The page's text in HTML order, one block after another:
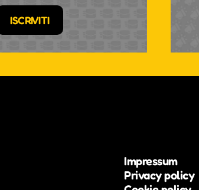
ISCRIVITI
Impressum
Privacy policy